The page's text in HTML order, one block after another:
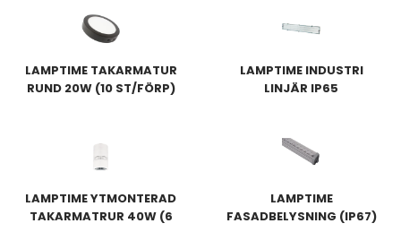
LAMPTIME TAKARMATUR
RUND 20W (10 ST/FÖRP)
LAMPTIME INDUSTRI
LINJÄR IP65
LAMPTIME YTMONTERAD
TAKARMATRUR 40W (6
LAMPTIME
FASADBELYSNING (IP67)